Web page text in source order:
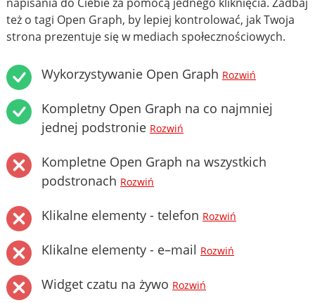
też o tagi Open Graph, by lepiej kontrolować, jak Twoja
strona prezentuje się w mediach społecznościowych.
Wykorzystywanie Open Graph Rozwiń
Kompletny Open Graph na co najmniej
jednej podstronie Rozwiń
Kompletne Open Graph na wszystkich
podstronach Rozwiń
Klikalne elementy - telefon Rozwiń
Klikalne elementy - e–mail Rozwiń
Widget czatu na żywo Rozwiń